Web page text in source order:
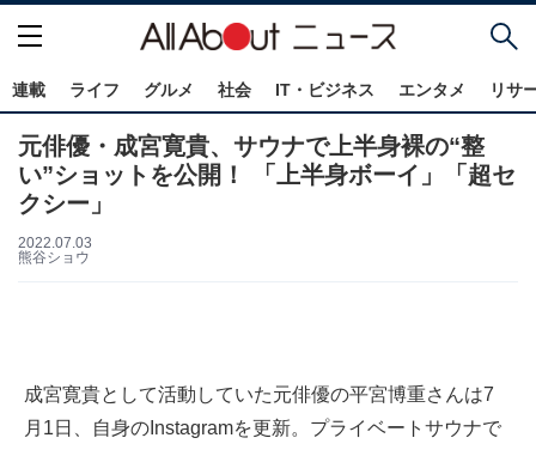
連載 ライフ グルメ 社会 IT・ビジネス エンタメ リサ
元俳優・成宮寛貴、サウナで上半身裸の“整
い”ショットを公開！ 「上半身ボーイ」「超セ
クシー」
2022.07.03
熊谷ショウ
成宮寛貴として活動していた元俳優の平宮博重さんは7
月1日、自身のInstagramを更新。プライベートサウナで